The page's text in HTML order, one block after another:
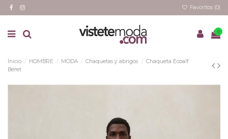
Favoritos (0)
0
Inicio HOMBRE MODA Chaquetas y abrigos
Chaqueta Ecoalf
Beret